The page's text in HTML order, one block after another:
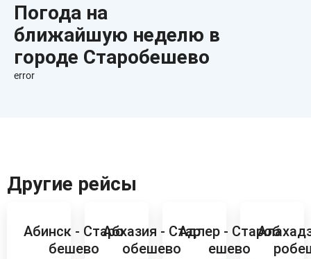
Погода на
ближайшую неделю в
городе Старобешево
error
Другие рейсы
Абинск - Старо
бешево
Абхазия - Стар
обешево
Адлер - Староб
ешево